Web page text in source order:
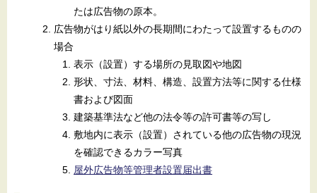
たは広告物の原本。
広告物がはり紙以外の長期間にわたって設置するものの
場合
表示（設置）する場所の見取図や地図
形状、寸法、材料、構造、設置方法等に関する仕様
書および図面
建築基準法など他の法令等の許可書等の写し
敷地内に表示（設置）されている他の広告物の現況
を確認できるカラー写真
屋外広告物等管理者設置届出書